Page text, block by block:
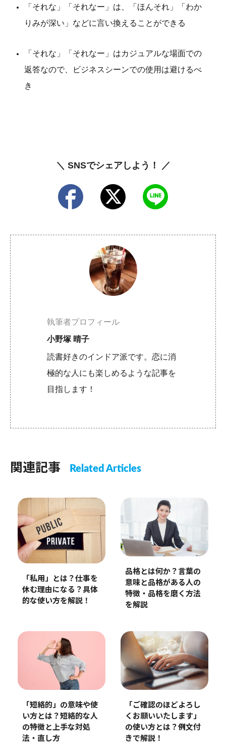
「それな」「それなー」は、「ほんそれ」「わか
りみが深い」などに言い換えることができる
「それな」「それなー」はカジュアルな場面での
返答なので、ビジネスシーンでの使用は避けるべ
き
＼ SNSでシェアしよう！ ／
執筆者プロフィール
小野塚 晴子
読書好きのインドア派です。恋に消
極的な人にも楽しめるような記事を
目指します！
関連記事 Related Articles
「私用」とは？仕事を
休む理由になる？具体
的な使い方を解説！
品格とは何か？言葉の
意味と品格がある人の
特徴・品格を磨く方法
を解説
「短絡的」の意味や使
い方とは？短絡的な人
の特徴と上手な対処
法・直し方
「ご確認のほどよろし
くお願いいたします」
の使い方とは？例文付
きで解説！